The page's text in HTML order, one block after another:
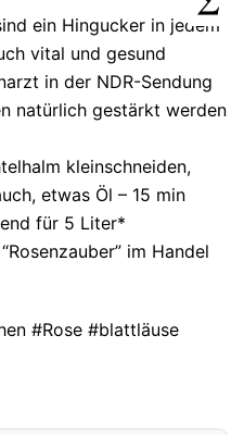
ein Hingucker in jedem
vital und gesund
in der NDR-Sendung
natürlich gestärkt werden
kleinschneiden,
etwas Öl – 15 min
für 5 Liter*
im Handel
#Rose #blattläuse